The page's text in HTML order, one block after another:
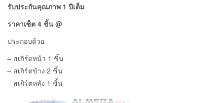
รับประกันคุณภาพ 1 ปีเต็ม
ราคาเซ็ต 4 ชิ้น @
ประกอบด้วย
– สเกิร์ตหน้า 1 ชิ้น
– สเกิร์ตข้าง 2 ชิ้น
– สเกิร์ตหลัง 1 ชิ้น